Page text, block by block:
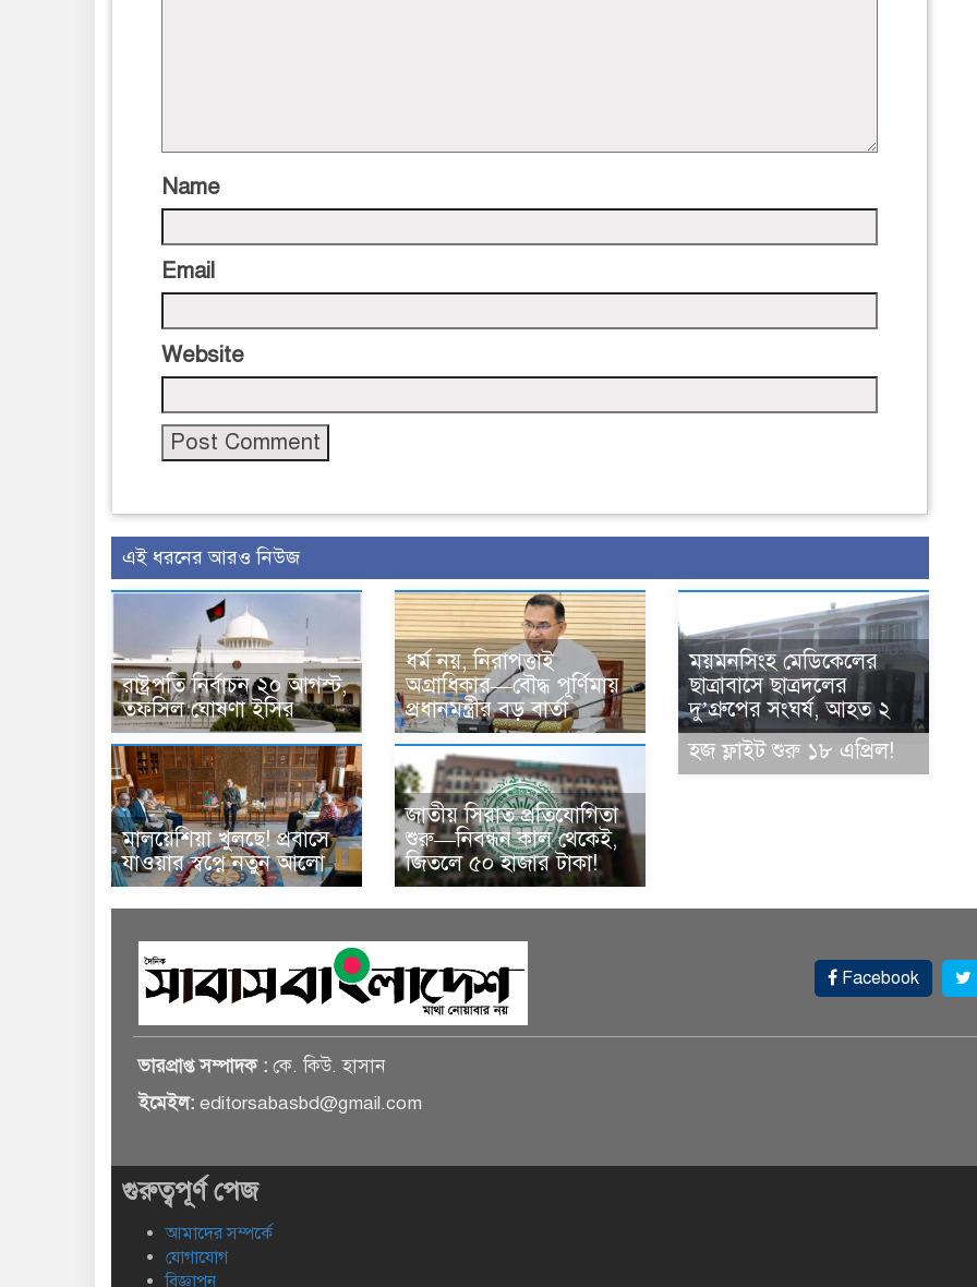
Name
Email
Website
এই ধরনের আরও নিউজ
রাষ্ট্রপতি নির্বাচন ২০ আগস্ট,
তফসিল ঘোষণা ইসির
ধর্ম নয়, নিরাপত্তাই
অগ্রাধিকার—বৌদ্ধ পূর্ণিমায়
প্রধানমন্ত্রীর বড় বার্তা
ময়মনসিংহ মেডিকেলের
ছাত্রাবাসে ছাত্রদলের
দু’গ্রুপের সংঘর্ষ, আহত ২
মালয়েশিয়া খুলছে! প্রবাসে
যাওয়ার স্বপ্নে নতুন আলো
জাতীয় সিরাত প্রতিযোগিতা
শুরু—নিবন্ধন কাল থেকেই,
জিতলে ৫০ হাজার টাকা!
হজ ফ্লাইট শুরু ১৮ এপ্রিল!
Facebook
ভারপ্রাপ্ত সম্পাদক : কে. কিউ. হাসান
ইমেইল: editorsabasbd@gmail.com
গুরুত্বপূর্ণ পেজ
আমাদের সম্পর্কে
যোগাযোগ
বিজ্ঞাপন